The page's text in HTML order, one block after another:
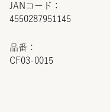
JANコード：
4550287951145
品番：
CF03-0015